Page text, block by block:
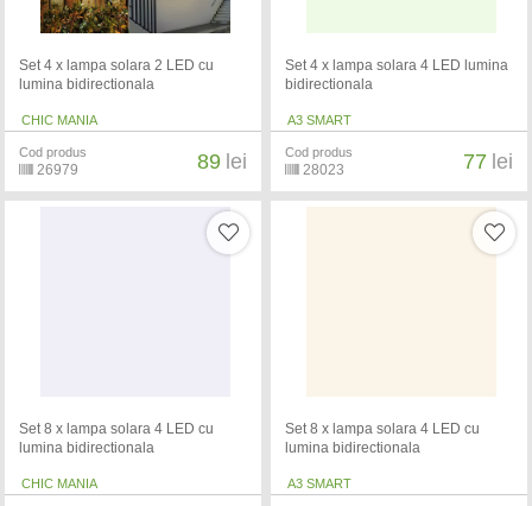
Set 4 x lampa solara 2 LED cu
lumina bidirectionala
CHIC MANIA
Cod produs
26979 89 lei
Set 4 x lampa solara 4 LED lumina
bidirectionala
A3 SMART
Cod produs
28023 77 lei
Set 8 x lampa solara 4 LED cu
lumina bidirectionala
CHIC MANIA
Set 8 x lampa solara 4 LED cu
lumina bidirectionala
A3 SMART